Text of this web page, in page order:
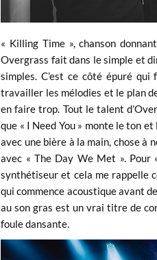
« Killing Time », chanson
Overgrass fait dans le simple et
simples. C’est ce côté épuré
travailler les mélodies et le plan
en faire trop. Tout le talent
que « I Need You » monte le ton
avec une bière à la main, chose à
avec « The Day We Met ».
synthétiseur et cela me rappelle
qui commence acoustique avant
au son gras est un vrai titre de
foule dansante.